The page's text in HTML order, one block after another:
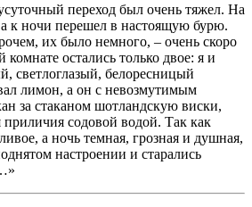
переход был очень тяжел. На
а к ночи перешел в настоящую бурю.
их было немного, – очень скоро
комнате остались только двое: я и
светлоглазый, белоресницый
лимон, а он с невозмутимым
за стаканом шотландскую виски,
приличия содовой водой. Так как
а ночь темная, грозная и душная,
настроении и старались